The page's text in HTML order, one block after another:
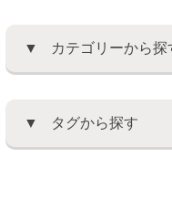
カテゴリーから探
タグから探す